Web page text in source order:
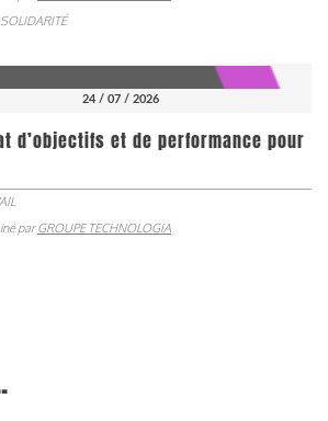
24 / 07 / 2026
d’objectifs et de performance pour
parGROUPE TECHNOLOGIA